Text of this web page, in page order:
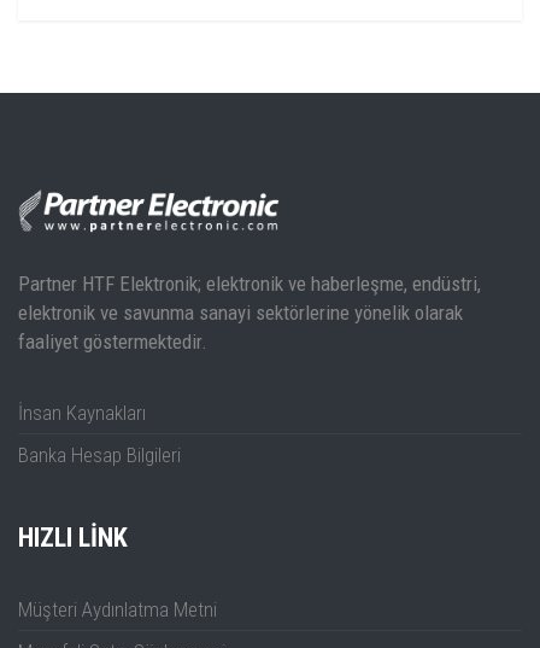
250µH pre-filter
Separate RF outputs for each line and neutral
Line voltage: max. 540V/260V / 50 – 60 Hz, CAT ‖
Max. current per line and neutral: 16A @ 23°C each
3-phase DUT socket: CEE/IEC60309, 3L+N+PE, 16A,
Power connector: CEE/IEC60309, 3L+N+PE, 16A, male
Measurement connectors: 50 Ω BNC
Safety: Safety Class I, IEC 1010-01
Partner HTF Elektronik; elektronik ve haberleşme, endüstri,
elektronik ve savunma sanayi sektörlerine yönelik olarak
faaliyet göstermektedir.
İnsan Kaynakları
Banka Hesap Bilgileri
HIZLI LINK
Müşteri Aydınlatma Metni